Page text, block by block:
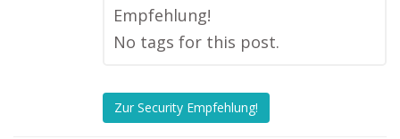
Empfehlung!
No tags for this post.
Zur Security Empfehlung!